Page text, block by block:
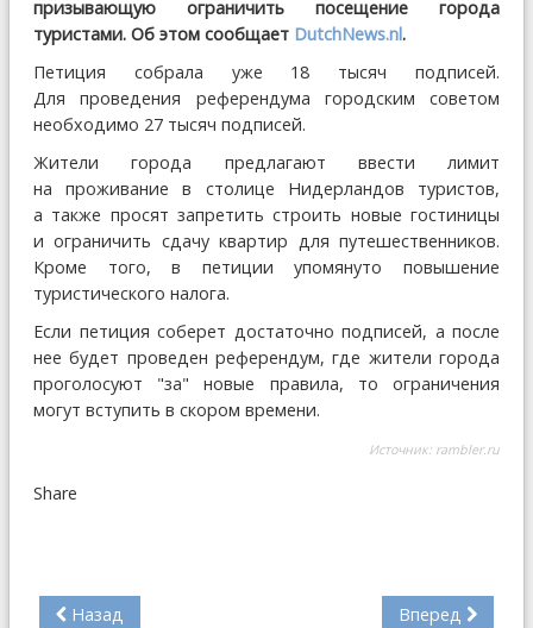
призывающую ограничить посещение города
туристами. Об этом сообщает DutchNews.nl.
Петиция собрала уже 18 тысяч подписей.
Для проведения референдума городским советом
необходимо 27 тысяч подписей.
Жители города предлагают ввести лимит
на проживание в столице Нидерландов туристов,
а также просят запретить строить новые гостиницы
и ограничить сдачу квартир для путешественников.
Кроме того, в петиции упомянуто повышение
туристического налога.
Если петиция соберет достаточно подписей, а после
нее будет проведен референдум, где жители города
проголосуют "за" новые правила, то ограничения
могут вступить в скором времени.
Источник: rambler.ru
Share
Назад Вперед